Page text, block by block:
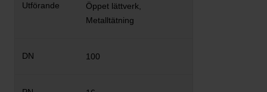
Öppet lättverk,
Metalltätning
100